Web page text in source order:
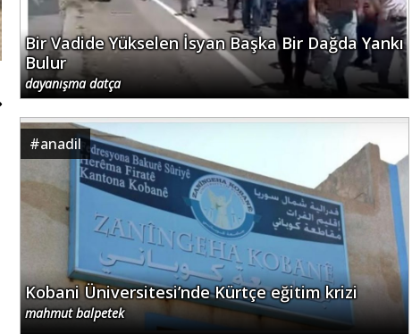
Bir Vadide Yükselen İsyan Başka Bir Dağda Yankı
Bulur
dayanışma datça
#anadil
Kobani Üniversitesi’nde Kürtçe eğitim krizi
mahmut balpetek